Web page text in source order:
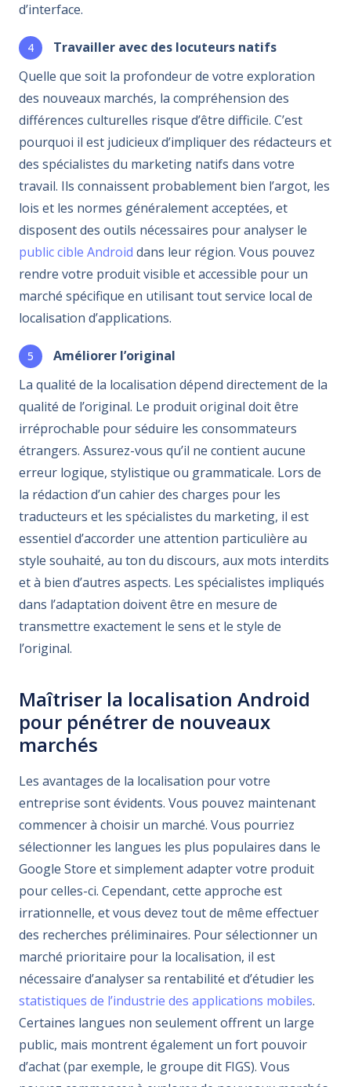
d’interface.
Travailler avec des locuteurs natifs
Quelle que soit la profondeur de votre exploration
des nouveaux marchés, la compréhension des
différences culturelles risque d’être difficile. C’est
pourquoi il est judicieux d’impliquer des rédacteurs et
des spécialistes du marketing natifs dans votre
travail. Ils connaissent probablement bien l’argot, les
lois et les normes généralement acceptées, et
disposent des outils nécessaires pour analyser le
public cible Android dans leur région. Vous pouvez
rendre votre produit visible et accessible pour un
marché spécifique en utilisant tout service local de
localisation d’applications.
Améliorer l’original
La qualité de la localisation dépend directement de la
qualité de l’original. Le produit original doit être
irréprochable pour séduire les consommateurs
étrangers. Assurez-vous qu’il ne contient aucune
erreur logique, stylistique ou grammaticale. Lors de
la rédaction d’un cahier des charges pour les
traducteurs et les spécialistes du marketing, il est
essentiel d’accorder une attention particulière au
style souhaité, au ton du discours, aux mots interdits
et à bien d’autres aspects. Les spécialistes impliqués
dans l’adaptation doivent être en mesure de
transmettre exactement le sens et le style de
l’original.
Maîtriser la localisation Android
pour pénétrer de nouveaux
marchés
Les avantages de la localisation pour votre
entreprise sont évidents. Vous pouvez maintenant
commencer à choisir un marché. Vous pourriez
sélectionner les langues les plus populaires dans le
Google Store et simplement adapter votre produit
pour celles-ci. Cependant, cette approche est
irrationnelle, et vous devez tout de même effectuer
des recherches préliminaires. Pour sélectionner un
marché prioritaire pour la localisation, il est
nécessaire d’analyser sa rentabilité et d’étudier les
statistiques de l’industrie des applications mobiles.
Certaines langues non seulement offrent un large
public, mais montrent également un fort pouvoir
d’achat (par exemple, le groupe dit FIGS). Vous